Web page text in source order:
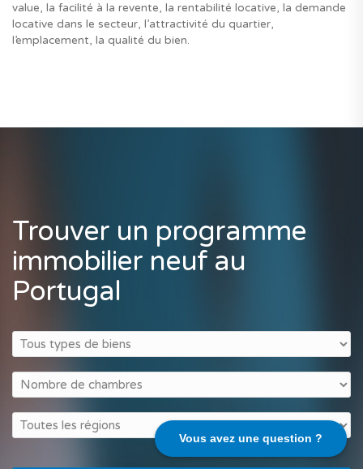
Vous avez une question ?
value, la facilité à la revente, la rentabilité locative, la demande
locative dans le secteur, l’attractivité du quartier,
l’emplacement, la qualité du bien.
Trouver un programme
immobilier neuf au
Portugal